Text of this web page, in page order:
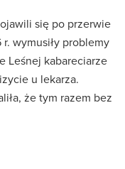
się po przerwie
wymusiły problemy
Leśnej kabareciarze
u lekarza.
że tym razem bez